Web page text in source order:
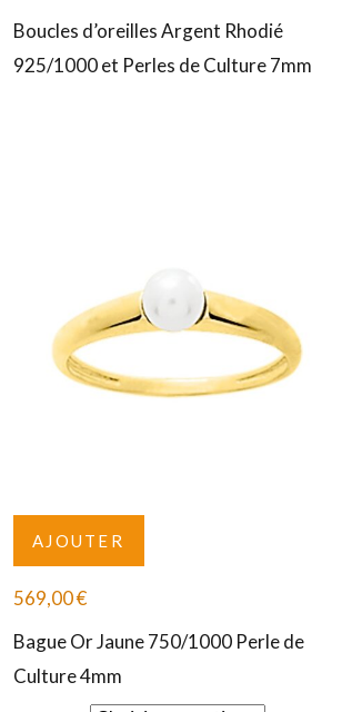
Boucles d’oreilles Argent Rhodié
925/1000 et Perles de Culture 7mm
AJOUTER
569,00€
Bague Or Jaune 750/1000 Perle de
Culture 4mm